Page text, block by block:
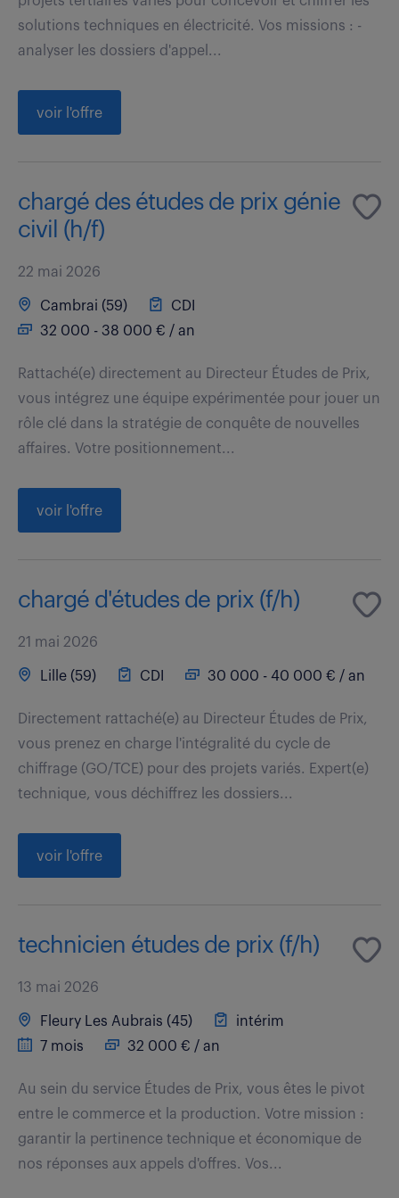
solutions techniques en électricité. Vos missions : -
analyser les dossiers d'appel...
voir l'offre
chargé des études de prix génie
civil (h/f)
22 mai 2026
Cambrai (59)
CDI
32 000 - 38 000 € / an
Rattaché(e) directement au Directeur Études de Prix,
vous intégrez une équipe expérimentée pour jouer un
rôle clé dans la stratégie de conquête de nouvelles
affaires. Votre positionnement...
voir l'offre
chargé d'études de prix (f/h)
21 mai 2026
Lille (59) CDI 30 000 - 40 000 € / an
Directement rattaché(e) au Directeur Études de Prix,
vous prenez en charge l'intégralité du cycle de
chiffrage (GO/TCE) pour des projets variés. Expert(e)
technique, vous déchiffrez les dossiers...
voir l'offre
technicien études de prix (f/h)
13 mai 2026
Fleury Les Aubrais (45)
intérim
7 mois
32 000 € / an
Au sein du service Études de Prix, vous êtes le pivot
entre le commerce et la production. Votre mission :
garantir la pertinence technique et économique de
nos réponses aux appels d'offres. Vos...